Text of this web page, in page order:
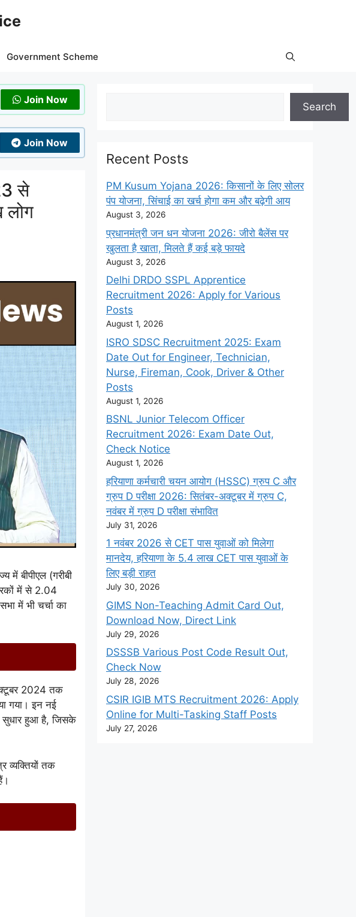
Government Scheme
Join Now
Join Now
से
लोग
में बीपीएल (गरीबी
में से 2.04
में भी चर्चा का
2024 तक
गया। इन नई
सुधार हुआ है, जिसके
व्यक्तियों तक
Search
Recent Posts
PM Kusum Yojana 2026: किसानों के लिए सोलर
पंप योजना, सिंचाई का खर्च होगा कम और बढ़ेगी आय
August 3, 2026
प्रधानमंत्री जन धन योजना 2026: जीरो बैलेंस पर
खुलता है खाता, मिलते हैं कई बड़े फायदे
August 3, 2026
Delhi DRDO SSPL Apprentice
Recruitment 2026: Apply for Various
Posts
August 1, 2026
ISRO SDSC Recruitment 2025: Exam
Date Out for Engineer, Technician,
Nurse, Fireman, Cook, Driver & Other
Posts
August 1, 2026
BSNL Junior Telecom Officer
Recruitment 2026: Exam Date Out,
Check Notice
August 1, 2026
हरियाणा कर्मचारी चयन आयोग (HSSC) ग्रुप C और
ग्रुप D परीक्षा 2026: सितंबर-अक्टूबर में ग्रुप C,
नवंबर में ग्रुप D परीक्षा संभावित
July 31, 2026
1 नवंबर 2026 से CET पास युवाओं को मिलेगा
मानदेय, हरियाणा के 5.4 लाख CET पास युवाओं के
लिए बड़ी राहत
July 30, 2026
GIMS Non-Teaching Admit Card Out,
Download Now, Direct Link
July 29, 2026
DSSSB Various Post Code Result Out,
Check Now
July 28, 2026
CSIR IGIB MTS Recruitment 2026: Apply
Online for Multi-Tasking Staff Posts
July 27, 2026